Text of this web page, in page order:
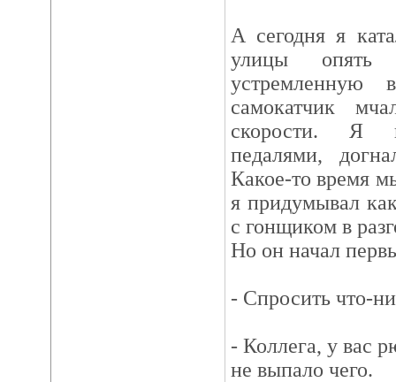
А сегодня я
улицы опять
устремленную
самокатчик
скорости. Я
педалями,
Какое-то время
я придумывал
с гонщиком в
Но он начал
- Спросить что-
- Коллега, у вас
не выпало чего.